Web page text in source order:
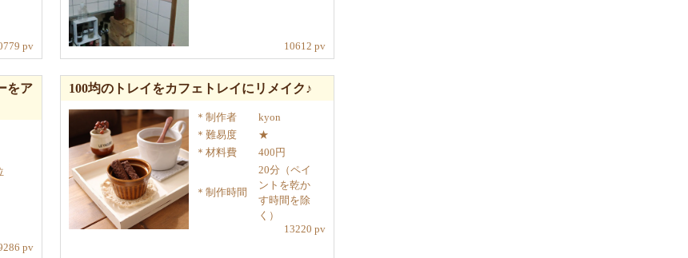
pv 10612 pv
をア
pv
100均のトレイをカフェトレイにリメイク♪
制作者
kyon
難易度
★
材料費
400円
制作時間
20分（ペイ
ントを乾か
す時間を除
く）
13220 pv